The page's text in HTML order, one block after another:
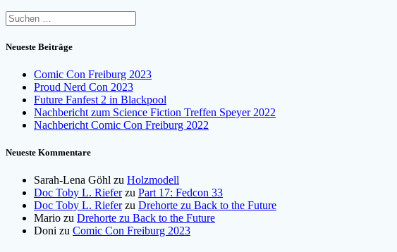
Suchen
nach:
Neueste Beiträge
Comic Con Freiburg 2023
Proud Nerd Con 2023
Future Fanfest 2 in Blackpool
Nachbericht zum Science Fiction Treffen Speyer 2022
Nachbericht Comic Con Freiburg 2022
Neueste Kommentare
Sarah-Lena Göhl zu Holzmodell
Doc Toby L. Rieferzu Part 17: Fedcon 33
Doc Toby L. Rieferzu Drehorte zu Back to the Future
Mario zu Drehorte zu Back to the Future
Doni zu Comic Con Freiburg 2023